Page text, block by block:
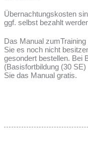
Übernachtungskosten
ggf. selbst bezahlt
Das Manual
Sie es noch nicht
gesondert bestellen. Bei
(Basisfortbildung (30
Sie das Manual gratis.